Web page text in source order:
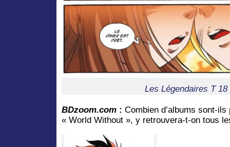
Les Légendaires T 18
BDzoom.com : Combien d’albums sont-
« World Without », y retrouvera-t-on tous